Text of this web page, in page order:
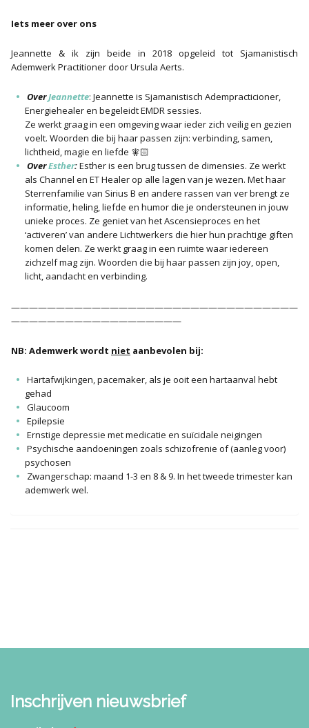
Iets meer over ons
Jeannette & ik zijn beide in 2018 opgeleid tot Sjamanistisch
Ademwerk Practitioner door Ursula Aerts.
OverJeannette: Jeannette is Sjamanistisch Adempracticioner,
Energiehealer en begeleidt EMDR sessies.
Ze werkt graag in een omgeving waar ieder zich veilig en gezien
voelt. Woorden die bij haar passen zijn: verbinding, samen,
lichtheid, magie en liefde 🧚🏻
OverEsther:Esther is een brug tussen de dimensies. Ze werkt
als Channel en ET Healer op alle lagen van je wezen. Met haar
Sterrenfamilie van Sirius B en andere rassen van ver brengt ze
informatie, heling, liefde en humor die je ondersteunen in jouw
unieke proces. Ze geniet van het Ascensieproces en het
‘activeren’ van andere Lichtwerkers die hier hun prachtige giften
komen delen. Ze werkt graag in een ruimte waar iedereen
zichzelf mag zijn. Woorden die bij haar passen zijn joy, open,
licht, aandacht en verbinding.
————————————————————————————————
———————————————————
NB: Ademwerk wordt niet aanbevolen bij:
Hartafwijkingen, pacemaker, als je ooit een hartaanval hebt
gehad
Glaucoom
Epilepsie
Ernstige depressie met medicatie en suïcidale neigingen
Psychische aandoeningen zoals schizofrenie of (aanleg voor)
psychosen
Zwangerschap: maand 1-3 en 8 & 9. In het tweede trimester kan
ademwerk wel.
Inschrijven nieuwsbrief